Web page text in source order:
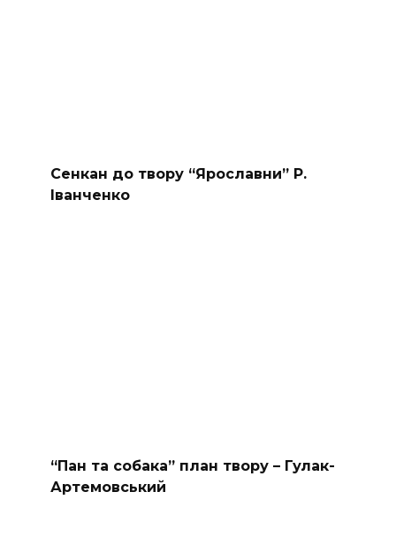
Сенкан до твору “Ярославни” Р.
Іванченко
“Пан та собака” план твору – Гулак-
Артемовський